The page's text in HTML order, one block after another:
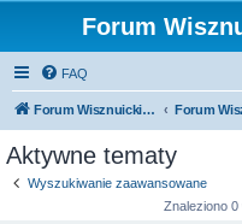
Forum
FAQ
Forum Wisznuickie forum.bhaktijoga.pl
Aktywne tematy
Wyszukiwanie zaawansowane
Znaleziono 0